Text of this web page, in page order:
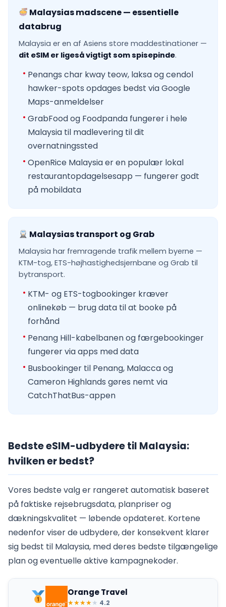
Malaysias madscene — essentielle
databrug
Malaysia er en af Asiens store maddestinationer —
dit eSIM er ligeså vigtigt som spisepinde.
Penangs char kway teow, laksa og cendol
hawker-spots opdages bedst via Google
Maps-anmeldelser
GrabFood og Foodpanda fungerer i hele
Malaysia til madlevering til dit
overnatningssted
OpenRice Malaysia er en populær lokal
restaurantopdagelsesapp — fungerer godt
på mobildata
Malaysias transport og Grab
Malaysia har fremragende trafik mellem byerne —
KTM-tog, ETS-højhastighedsjernbane og Grab til
bytransport.
KTM- og ETS-togbookinger kræver
onlinekøb — brug data til at booke på
forhånd
Penang Hill-kabelbanen og færgebookinger
fungerer via apps med data
Busbookinger til Penang, Malacca og
Cameron Highlands gøres nemt via
CatchThatBus-appen
Bedste eSIM-udbydere til Malaysia:
hvilken er bedst?
Vores bedste valg er rangeret automatisk baseret
på faktiske rejsebrugsdata, planpriser og
dækningskvalitet — løbende opdateret. Kortene
nedenfor viser de udbydere, der konsekvent klarer
sig bedst til Malaysia, med deres bedste tilgængelige
plan og eventuelle aktive kampagnekoder.
Orange Travel
★★★★★ 4.2